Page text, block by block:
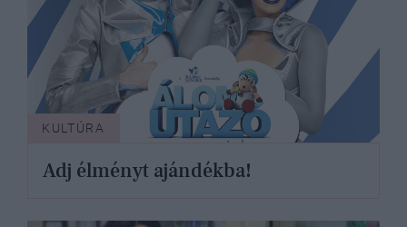
KULTÚRA
Adj élményt ajándékba!